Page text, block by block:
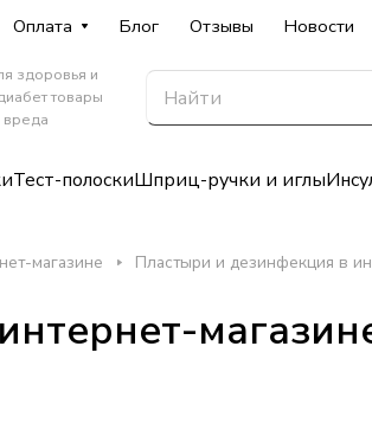
Оплата Блог Отзывы Новости
здоровья и
товары
вреда
Тест-полоскиШприц-ручки и иглы
магазине Пластыри и дезинфекция в